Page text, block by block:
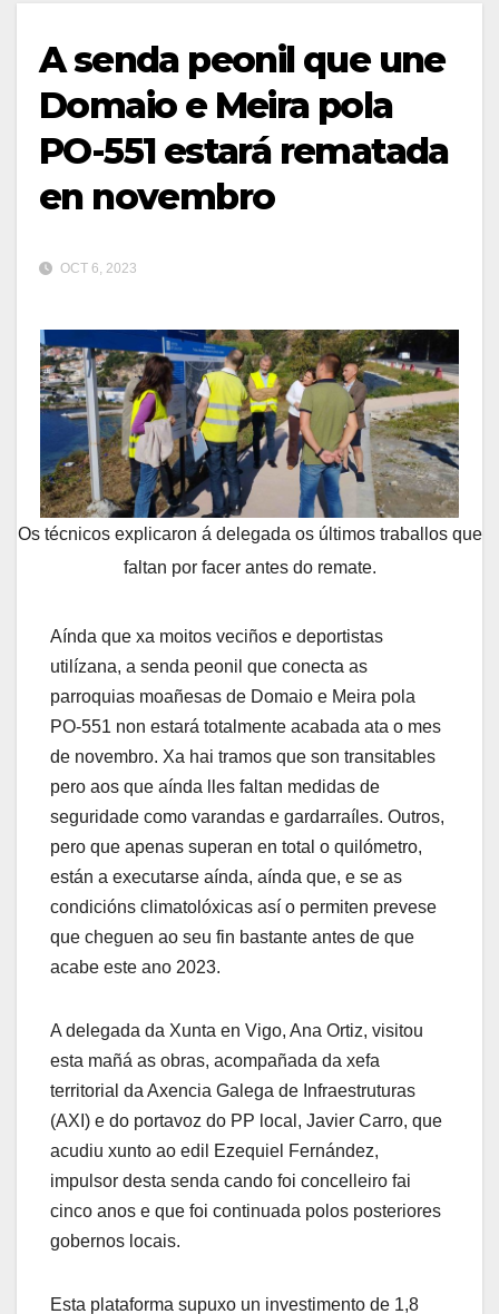
A senda peonil que une
Domaio e Meira pola
PO-551 estará rematada
en novembro
OCT 6, 2023
Os técnicos explicaron á delegada os últimos traballos que
faltan por facer antes do remate.
Aínda que xa moitos veciños e deportistas
utilízana, a senda peonil que conecta as
parroquias moañesas de Domaio e Meira pola
PO-551 non estará totalmente acabada ata o mes
de novembro. Xa hai tramos que son transitables
pero aos que aínda lles faltan medidas de
seguridade como varandas e gardarraíles. Outros,
pero que apenas superan en total o quilómetro,
están a executarse aínda, aínda que, e se as
condicións climatolóxicas así o permiten prevese
que cheguen ao seu fin bastante antes de que
acabe este ano 2023.
A delegada da Xunta en Vigo, Ana Ortiz, visitou
esta mañá as obras, acompañada da xefa
territorial da Axencia Galega de Infraestruturas
(AXI) e do portavoz do PP local, Javier Carro, que
acudiu xunto ao edil Ezequiel Fernández,
impulsor desta senda cando foi concelleiro fai
cinco anos e que foi continuada polos posteriores
gobernos locais.
Esta plataforma supuxo un investimento de 1,8